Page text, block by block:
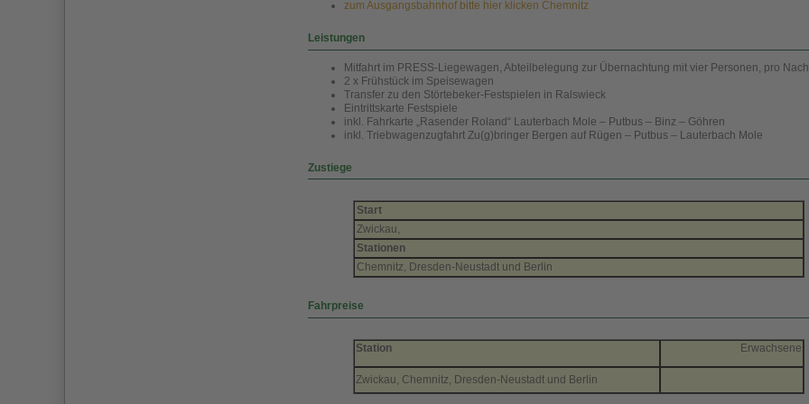
zum Ausgangsbahnhof bitte hier klicken Chemnitz
Leistungen
Mitfahrt im PRESS-Liegewagen, Abteilbelegung zur Übernachtung mit vier Personen, pro
2 x Frühstück im Speisewagen
Transfer zu den Störtebeker-Festspielen in Ralswieck
Eintrittskarte Festspiele
inkl. Fahrkarte „Rasender Roland“ Lauterbach Mole – Putbus – Binz – Göhren
inkl. Triebwagenzugfahrt Zu(g)bringer Bergen auf Rügen – Putbus – Lauterbach Mole
Zustiege
Start
Zwickau,
Stationen
Chemnitz, Dresden-Neustadt und Berlin
Fahrpreise
Station Erwachsene
Zwickau, Chemnitz, Dresden-Neustadt und Berlin